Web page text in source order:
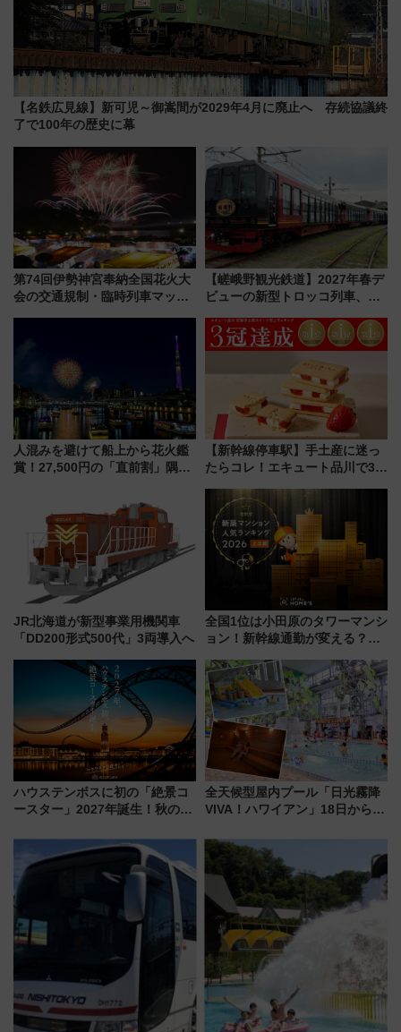
【名鉄広見線】新可児～御嵩間が2029年4月に廃止へ 存続協議終
了で100年の歴史に幕
第74回伊勢神宮奉納全国花火大
会の交通規制・臨時列車マッ
【嵯峨野観光鉄道】2027年春デ
ビューの新型トロッコ列車、い
は2026年で引退
人混みを避けて船上から花火鑑
賞！27,500円の「直前割」隅田
【新幹線停車駅】手土産に迷っ
たらコレ！エキュート品川で3年
産スイーツとは？
JR北海道が新型事業用機関車
「DD200形式500代」3両導入へ
全国1位は小田原のタワーマンシ
ョン！新幹線通勤が変える？
【新築マンション人気ランキン
グ】
ハウステンボスに初の「絶景コ
ースター」2027年誕生！秋の
ろも一挙紹介
全天候型屋内プール「日光霧降
VIVA！ハワイアン」18日から営
ァミリーから大人まで幅広い世
代が一日中楽しる夏のリゾート
を楽しんで